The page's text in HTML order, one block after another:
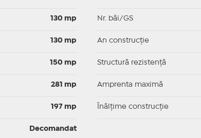
130 mp
130 mp
150 mp
281 mp
197 mp
Decomandat
Nr. băi/GS
An construcție
Structură rezistență
Amprenta maximă
Înălțime construcție